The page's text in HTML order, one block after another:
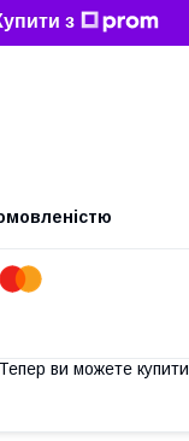
з
ви можете купити